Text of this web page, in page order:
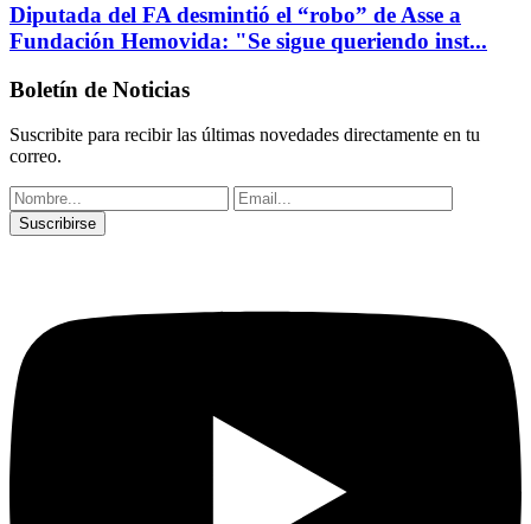
Diputada del FA desmintió el “robo” de Asse a
Fundación Hemovida: "Se sigue queriendo inst...
Boletín de Noticias
Suscribite para recibir las últimas novedades directamente en tu
correo.
Suscribirse